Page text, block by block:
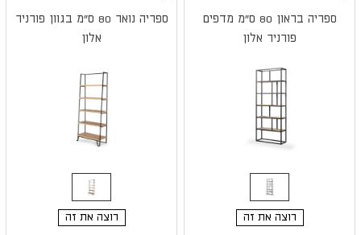
ספריה בראון 80 ס"מ מדפים
פורניר אלון
רוצה את זה
ספריה נואר 80 ס"מ בגוון פורניר
אלון
רוצה את זה